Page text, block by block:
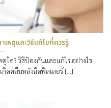
หตุและวิธีแก้ไขที่ควรรู้
ใด? วิธีป้องกันและแก้ไขอย่างไร
ดคลื่นหลังฉีดฟิลเลอร์ [...]